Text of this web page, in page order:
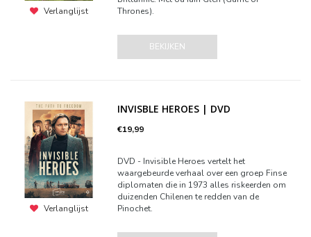
Verlanglijst
Thrones).
BEKIJKEN
Verlanglijst
INVISBLE HEROES | DVD
€19,99
DVD - Invisible Heroes vertelt het
waargebeurde verhaal over een groep Finse
diplomaten die in 1973 alles riskeerden om
duizenden Chilenen te redden van de
Pinochet.